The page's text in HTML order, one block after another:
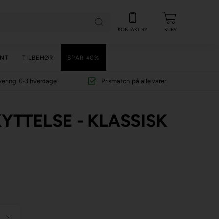
KONTAKT R2 KURV
TILBEHØR SPAR 40%
0-3 hverdage Prismatch på alle varer
- KLASSISK